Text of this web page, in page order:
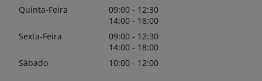
Quinta-Feira
09:00 - 12:30
14:00 - 18:00
Sexta-Feira
09:00 - 12:30
14:00 - 18:00
Sábado
10:00 - 12:00